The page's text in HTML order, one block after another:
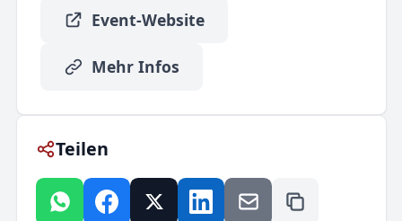
Event-Website
Mehr Infos
Teilen